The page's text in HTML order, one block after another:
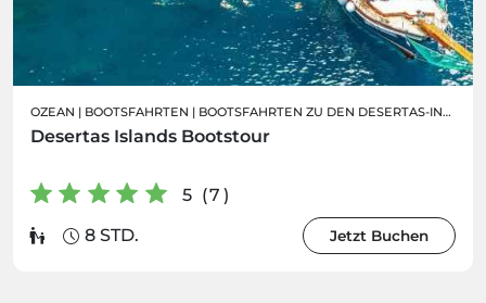
OZEAN | BOOTSFAHRTEN | BOOTSFAHRTEN ZU DEN DESERTAS-INSELN
Desertas Islands Bootstour
5 (7)
8 STD.
Jetzt Buchen